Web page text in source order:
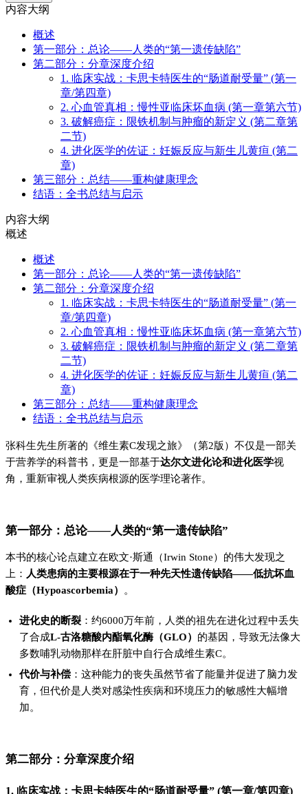
内容大纲
概述
第一部分：总论——人类的“第一遗传缺陷”
第二部分：分章深度介绍
1. 临床实战：卡思卡特医生的“肠道耐受量” (第一
章/第四章)
2. 心血管真相：慢性亚临床坏血病 (第一章第六节)
3. 破解癌症：限铁机制与肿瘤的新定义 (第二章第
二节)
4. 进化医学的佐证：妊娠反应与新生儿黄疸 (第二
章)
第三部分：总结——重构健康理念
结语：全书总结与启示
内容大纲
概述
概述
第一部分：总论——人类的“第一遗传缺陷”
第二部分：分章深度介绍
1. 临床实战：卡思卡特医生的“肠道耐受量” (第一
章/第四章)
2. 心血管真相：慢性亚临床坏血病 (第一章第六节)
3. 破解癌症：限铁机制与肿瘤的新定义 (第二章第
二节)
4. 进化医学的佐证：妊娠反应与新生儿黄疸 (第二
章)
第三部分：总结——重构健康理念
结语：全书总结与启示
张科生先生所著的《维生素C发现之旅》（第2版）不仅是一部关
于营养学的科普书，更是一部基于达尔文进化论和进化医学视
角，重新审视人类疾病根源的医学理论著作。
第一部分：总论——人类的“第一遗传缺陷”
本书的核心论点建立在欧文·斯通（Irwin Stone）的伟大发现之
上： 人类患病的主要根源在于一种先天性遗传缺陷——低抗坏血
酸症（Hypoascorbemia）
。
进化史的断裂 ：约6000万年前，人类的祖先在进化过程中丢失
了合成L-古洛糖酸内酯氧化酶（GLO） 的基因，导致无法像大
多数哺乳动物那样在肝脏中自行合成维生素C。
代价与补偿 ：这种能力的丧失虽然节省了能量并促进了脑力发
育，但代价是人类对感染性疾病和环境压力的敏感性大幅增
加。
第二部分：分章深度介绍
1. 临床实战：卡思卡特医生的“肠道耐受量” (第一章/第四章)